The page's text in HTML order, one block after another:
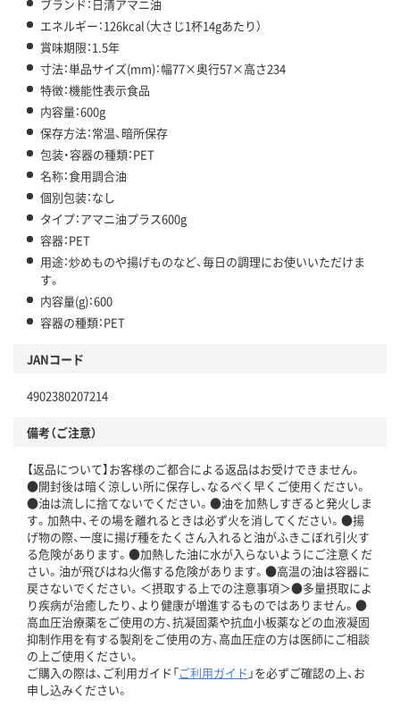
ブランド：日清アマニ油
エネルギー：126kcal（大さじ1杯14gあたり）
賞味期限：1.5年
寸法：単品サイズ(mm)：幅77×奥行57×高さ234
特徴：機能性表示食品
内容量：600g
保存方法：常温、暗所保存
包装・容器の種類：PET
名称：食用調合油
個別包装：なし
タイプ：アマニ油プラス600g
容器：PET
用途：炒めものや揚げものなど、毎日の調理にお使いいただけま
す。
内容量(g)：600
容器の種類：PET
JANコード
4902380207214
備考（ご注意）
【返品について】お客様のご都合による返品はお受けできません。
●開封後は暗く涼しい所に保存し、なるべく早くご使用ください。
●油は流しに捨てないでください。●油を加熱しすぎると発火しま
す。加熱中、その場を離れるときは必ず火を消してください。●揚
げ物の際、一度に揚げ種をたくさん入れると油がふきこぼれ引火す
る危険があります。●加熱した油に水が入らないようにご注意くだ
さい。油が飛びはね火傷する危険があります。●高温の油は容器に
戻さないでください。＜摂取する上での注意事項＞●多量摂取によ
り疾病が治癒したり、より健康が増進するものではありません。●
高血圧治療薬をご使用の方、抗凝固薬や抗血小板薬などの血液凝固
抑制作用を有する製剤をご使用の方、高血圧症の方は医師にご相談
の上ご使用ください。
ご購入の際は、ご利用ガイド「ご利用ガイド 」を必ずご確認の上、お
申し込みください。